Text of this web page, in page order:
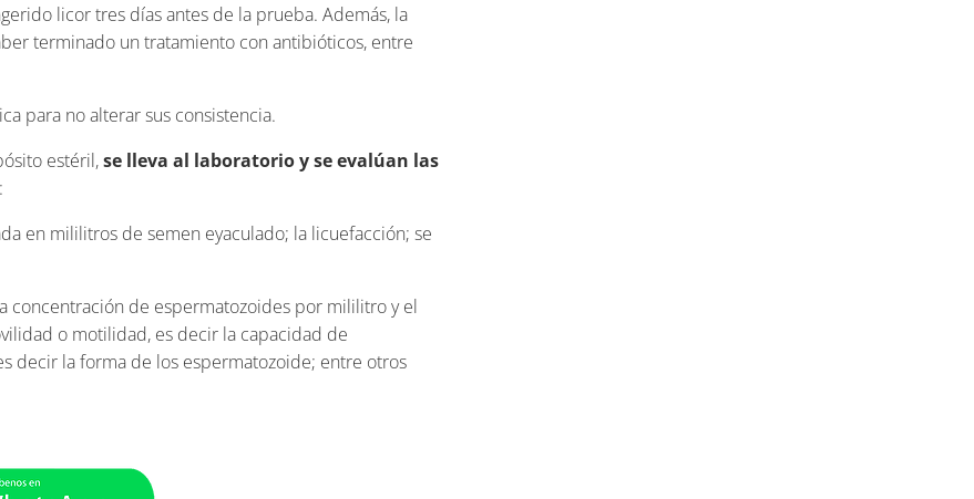
licor tres días antes de la prueba. Además, la
terminado un tratamiento con antibióticos, entre
para no alterar sus consistencia.
estéril,se lleva al laboratorio y se evalúan las
:
en mililitros de semen eyaculado; la licuefacción; se
concentración de espermatozoides por mililitro y el
o motilidad, es decir la capacidad de
decir la forma de los espermatozoide; entre otros